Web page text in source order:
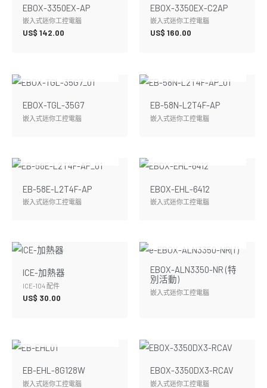
EBOX-3350EX-AP
嵌入式迷你工控電腦
US$ 142.00
EBOX-3350EX-C2AP
嵌入式迷你工控電腦
US$ 160.00
EBOX-TGL-35G7
嵌入式迷你工控電腦
EB-58N-L2T4F-AP
嵌入式迷你工控電腦
EB-58E-L2T4F-AP
嵌入式迷你工控電腦
EBOX-EHL-6412
嵌入式迷你工控電腦
ICE-加熱器
ICE-104 配件
US$ 30.00
EBOX-ALN3350-NR (特
別活動)
嵌入式迷你工控電腦
EB-EHL-8G128W
嵌入式迷你工控電腦
EBOX-3350DX3-RCAV
嵌入式迷你工控電腦